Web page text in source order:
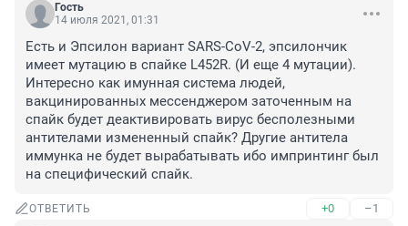
Гость
14 июля 2021, 01:31
Есть и Эпсилон вариант SARS-CoV-2, эпсилончик
имеет мутацию в спайке L452R. (И еще 4 мутации).
Интересно как имунная система людей,
вакцинированных мессенджером заточенным на
спайк будет деактивировать вирус бесполезными
антителами измененный спайк? Другие антитела
иммунка не будет вырабатывать ибо импринтинг был
на специфический спайк.
ОТВЕТИТЬ +0 –1